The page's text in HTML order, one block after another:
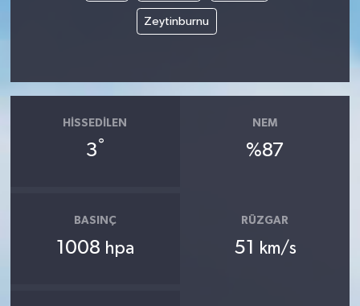
Zeytinburnu
HISSEDILEN
3°
NEM
%87
BASINÇ
1008 hpa
RÜZGAR
51 km/s